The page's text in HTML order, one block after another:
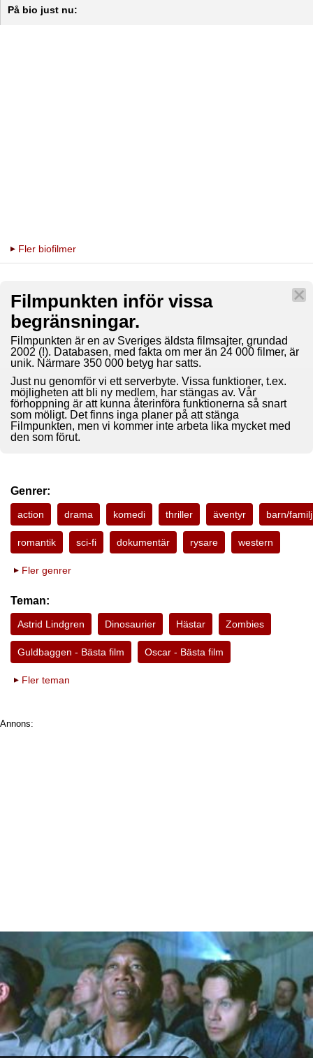
På bio just nu:
Fler biofilmer
Filmpunkten inför vissa
begränsningar.
Filmpunkten är en av Sveriges äldsta filmsajter, grundad
2002 (!). Databasen, med fakta om mer än 24 000 filmer, är
unik. Närmare 350 000 betyg har satts.
Just nu genomför vi ett serverbyte. Vissa funktioner, t.ex.
möjligheten att bli ny medlem, har stängas av. Vår
förhoppning är att kunna återinföra funktionerna så snart
som möligt. Det finns inga planer på att stänga
Filmpunkten, men vi kommer inte arbeta lika mycket med
den som förut.
Genrer:
action drama komedi thriller äventyr barn/familj
romantik sci-fi dokumentär rysare western
Fler genrer
Teman:
Astrid Lindgren Dinosaurier Hästar Zombies
Guldbaggen - Bästa film Oscar - Bästa film
Fler teman
Annons: